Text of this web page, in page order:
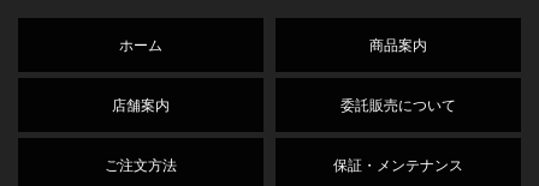
ホーム 商品案内
店舗案内 委託販売について
ご注文方法 保証・メンテナンス